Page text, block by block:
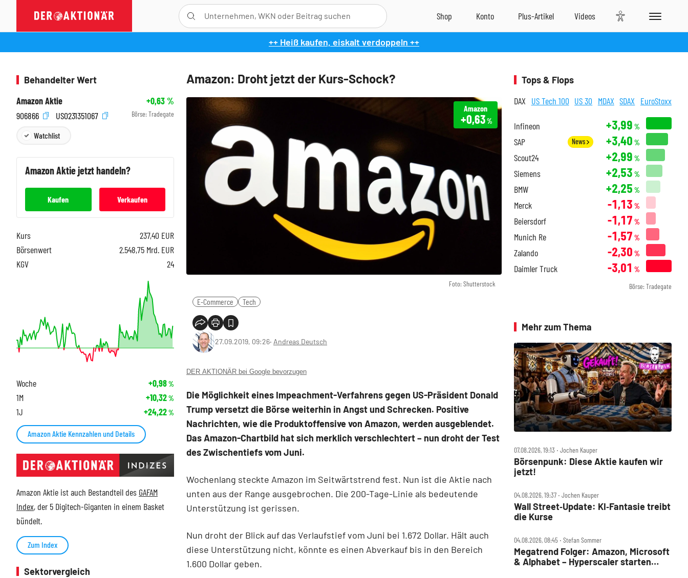
++ Heiß kaufen, eiskalt verdoppeln ++
Amazon: Droht jetzt der Kurs-Schock?
Foto: Shutterstock
Amazon
+0,63%
E-Commerce Tech
27.09.2019, 09:26‧ Andreas Deutsch
DER AKTIONÄR bei Google bevorzugen
Die Möglichkeit eines Impeachment-Verfahrens gegen US-Präsident Donald
Trump versetzt die Börse weiterhin in Angst und Schrecken. Positive
Nachrichten, wie die Produktoffensive von Amazon, werden ausgeblendet.
Das Amazon-Chartbild hat sich merklich verschlechtert – nun droht der Test
des Zwischentiefs vom Juni.
Wochenlang steckte Amazon im Seitwärtstrend fest. Nun ist die Aktie nach
unten aus der Range ausgebrochen. Die 200-Tage-Linie als bedeutende
Unterstützung ist gerissen.
Nun droht der Blick auf das Verlaufstief vom Juni bei 1.672 Dollar. Hält auch
diese Unterstützung nicht, könnte es einen Abverkauf bis in den Bereich
1.600 Dollar geben.
Behandelter Wert
Amazon Aktie
+0,63%
906866
US0231351067 Börse: Tradegate
Watchlist
AmazonAktie jetzt handeln?
Kaufen Verkaufen
Kurs 237,40 EUR
Börsenwert
2.548,75 Mrd. EUR
KGV
24
Woche +0,98%
1M +10,32%
1J +24,22%
Amazon Aktie Kennzahlen und Details
Amazon Aktie ist auch Bestandteil des GAFAM
Index, der 5 Digitech-Giganten in einem Basket
bündelt.
Zum Index
Sektorvergleich
Tops & Flops
DAX US Tech 100 US 30 MDAX SDAX EuroStoxx
Infineon +3,99 %
SAP News +3,40 %
Scout24 +2,99 %
Siemens +2,53 %
BMW +2,25 %
Merck -1,13 %
Beiersdorf -1,17 %
Munich Re -1,57 %
Zalando -2,30 %
Daimler Truck -3,01 %
Börse: Tradegate
Mehr zum Thema
07.08.2026, 19:13 ‧ Jochen Kauper
Börsenpunk: Diese Aktie kaufen wir
jetzt!
04.08.2026, 19:37 ‧ Jochen Kauper
Wall Street‑Update: KI‑Fantasie treibt
die Kurse
04.08.2026, 08:45 ‧ Stefan Sommer
Megatrend Folger: Amazon, Microsoft
& Alphabet – Hyperscaler starten